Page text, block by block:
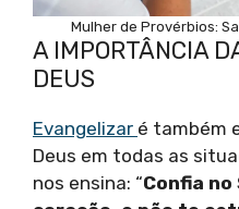
Mulher de Provérbios:
A IMPORTÂNCIA
DEUS
Evangelizar é também
Deus em todas as
nos ensina: “Confia